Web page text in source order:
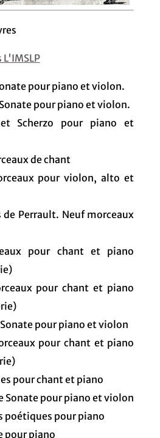
pour piano et violon.
pour piano et violon.
Scherzo pour piano et
de chant
pour violon, alto et
de Perrault. Neuf morceaux
pour chant et piano
pour chant et piano
pour piano et violon
pour chant et piano
pour chant et piano
Sonate pour piano et violon
poétiques pour piano
pour piano